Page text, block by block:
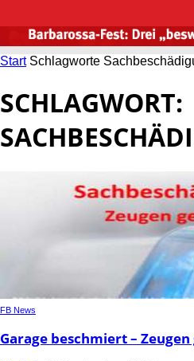
Start Schlagworte
SCHLAGWORT:
FB News
Garage beschmiert –